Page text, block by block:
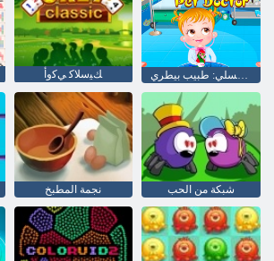
ﻚﻴﺳﻼ ﻛ ﻲﻛﻭﺃ طفل عسلي: طبيب بيطري
نجمة المطبخ شبكة من الحب